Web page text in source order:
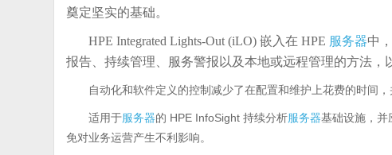
奠定坚实的基础。
HPE Integrated Lights-Out (iLO) 嵌入在 HPE 服务器中
报告、持续管理、服务警报以及本地或远程管理的方法，
自动化和软件定义的控制减少了在配置和维护上花费的时间
适用于服务器的 HPE InfoSight 持续分析服务器基础设施，并
免对业务运营产生不利影响。